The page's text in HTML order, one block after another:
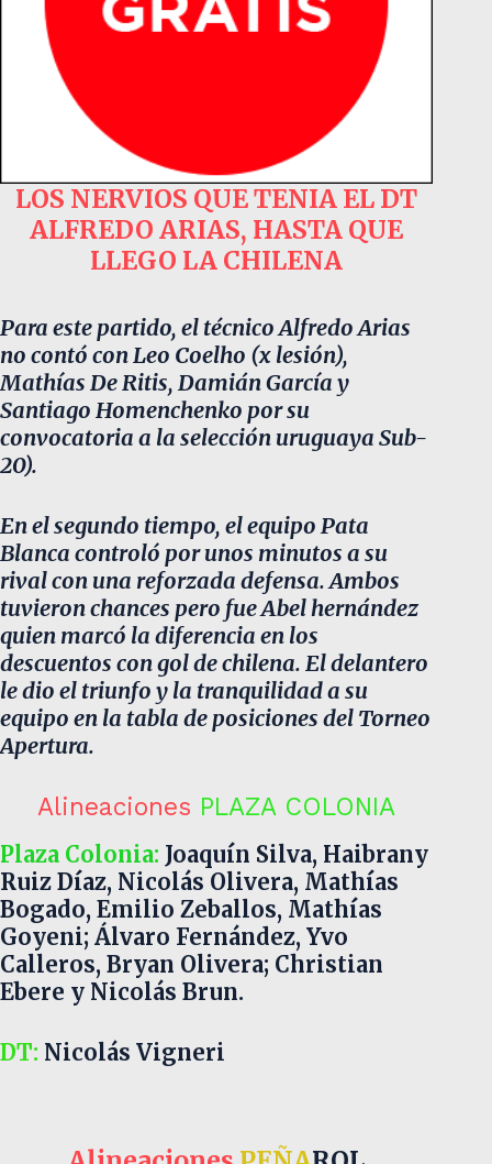
LOS NERVIOS QUE TENIA EL DT
ALFREDO ARIAS, HASTA QUE
LLEGO LA CHILENA
Para este partido, el técnico Alfredo Arias
no contó con Leo Coelho (x lesión),
Mathías De Ritis, Damián García y
Santiago Homenchenko por su
convocatoria a la selección uruguaya Sub-
20).
En el segundo tiempo, el equipo Pata
Blanca controló por unos minutos a su
rival con una reforzada defensa. Ambos
tuvieron chances pero fue Abel hernández
quien marcó la diferencia en los
descuentos con gol de chilena. El delantero
le dio el triunfo y la tranquilidad a su
equipo en la tabla de posiciones del Torneo
Apertura.
Alineaciones PLAZA COLONIA
Plaza Colonia: Joaquín Silva, Haibrany
Ruiz Díaz, Nicolás Olivera, Mathías
Bogado, Emilio Zeballos, Mathías
Goyeni; Álvaro Fernández, Yvo
Calleros, Bryan Olivera; Christian
Ebere y Nicolás Brun.
DT: Nicolás Vigneri